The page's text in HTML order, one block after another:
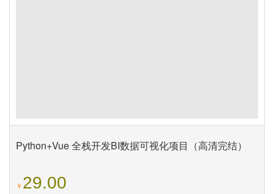
Python+Vue 全栈开发BI数据可视化项目（高清完结）
￥29.00